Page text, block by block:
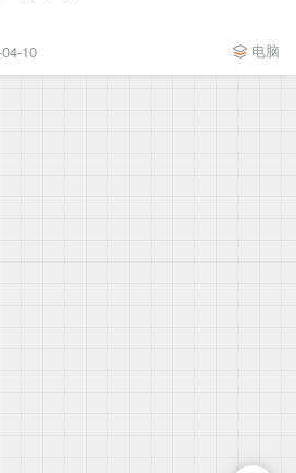
10 电脑